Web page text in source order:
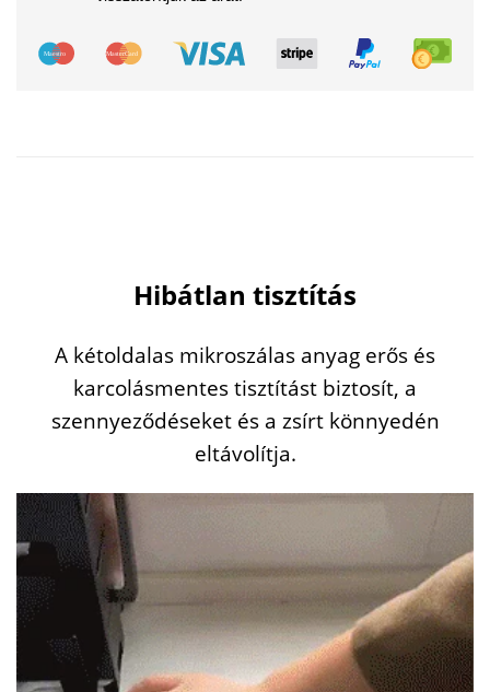
Hibátlan tisztítás
A kétoldalas mikroszálas anyag erős és
karcolásmentes tisztítást biztosít, a
szennyeződéseket és a zsírt könnyedén
eltávolítja.